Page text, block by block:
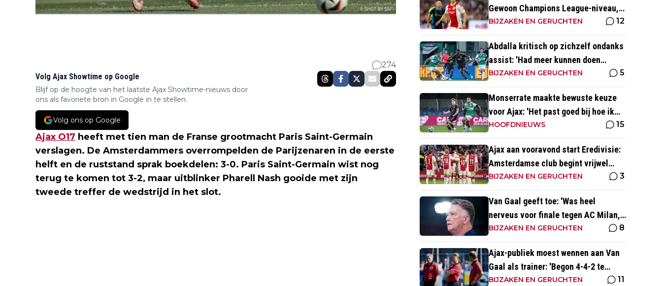
274
Volg Ajax Showtime op Google
Blijf op de hoogte van het laatste Ajax Showtime-nieuws door
ons als favoriete bron in Google in te stellen.
Volg ons op Google
Ajax O17 heeft met tien man de Franse grootmacht Paris Saint-Germain
verslagen. De Amsterdammers overrompelden de Parijzenaren in de eerste
helft en de ruststand sprak boekdelen: 3-0. Paris Saint-Germain wist nog
terug te komen tot 3-2, maar uitblinker Pharell Nash gooide met zijn
tweede treffer de wedstrijd in het slot.
Gewoon Champions League-niveau,
dat ga je in wedstrijden ook zien'
BIJZAKEN EN GERUCHTEN 12
Abdalla kritisch op zichzelf ondanks
assist: 'Had meer kunnen doen
dichtbij de goal'
BIJZAKEN EN GERUCHTEN 5
Monserrate maakte bewuste keuze
voor Ajax: 'Het past goed bij hoe ik
naar voetbal kijk’
HOOFDNIEUWS 15
Ajax aan vooravond start Eredivisie:
Amsterdamse club begint vrijwel
altijd met zege
BIJZAKEN EN GERUCHTEN 3
Van Gaal geeft toe: 'Was heel
nerveus voor finale tegen AC Milan,
wist dat ze zich zouden aanpassen'
BIJZAKEN EN GERUCHTEN 8
Ajax-publiek moest wennen aan Van
Gaal als trainer: 'Begon 4-4-2 te
spelen, vloeken in de kerk'
BIJZAKEN EN GERUCHTEN 11